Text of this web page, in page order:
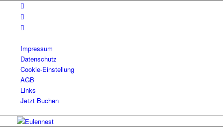
Impressum
Datenschutz
Cookie-Einstellung
AGB
Links
Jetzt Buchen